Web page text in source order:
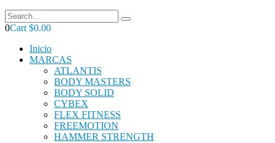
0Cart $0.00
Inicio
MARCAS
ATLANTIS
BODY MASTERS
BODY SOLID
CYBEX
FLEX FITNESS
FREEMOTION
HAMMER STRENGTH